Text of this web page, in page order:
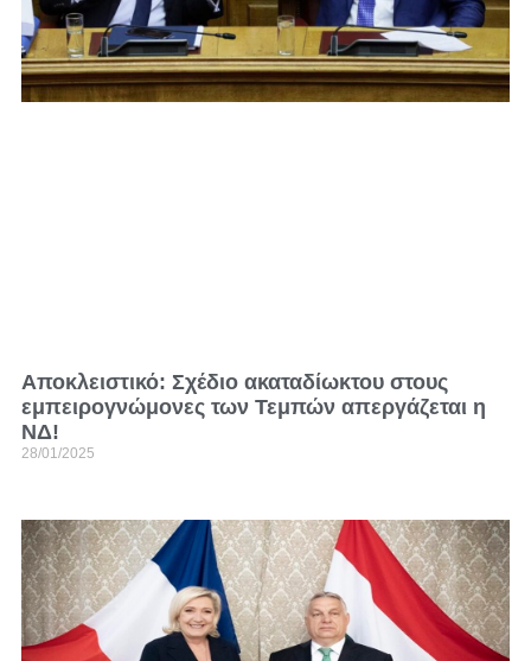
Αποκλειστικό: Σχέδιο ακαταδίωκτου στους
εμπειρογνώμονες των Τεμπών απεργάζεται η
ΝΔ!
28/01/2025